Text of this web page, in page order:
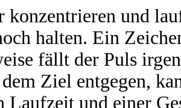
konzentrieren und
halten. Ein
fällt der Puls
Ziel entgegen,
Laufzeit und einer